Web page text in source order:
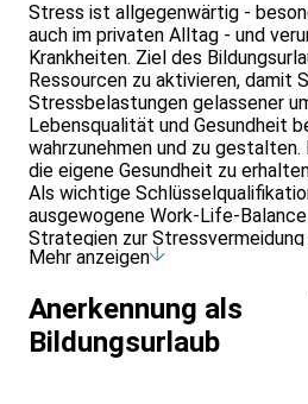
Stress ist allgegenwärtig -
auch im privaten Alltag - und
Krankheiten. Ziel des
Ressourcen zu aktivieren, damit
Stressbelastungen gelassener
Lebensqualität und Gesundheit
wahrzunehmen und zu
die eigene Gesundheit zu
Als wichtige
ausgewogene Work-Life-
Strategien zur
Dazu gehört die Balance
Entspannung. Sie lernen
Beweglichkeit als auch
Zur Gesunderhaltung spielt auch
große Rolle, deren Grundsätze in
Mehr anzeigen
Anerkennung als
Bildungsurlaub